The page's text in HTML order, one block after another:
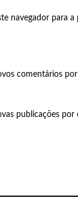
navegador para a
comentários
publicações por